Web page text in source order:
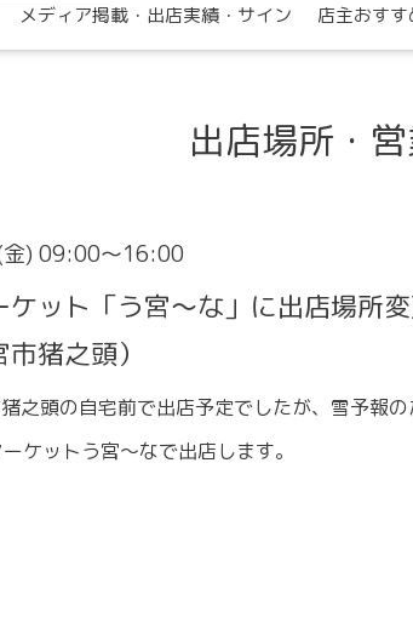
メディア掲載・出店実績・サイン
店主おす
出店場所・
) 09:00～16:00
ケット「う宮〜な」に出店場所
猪之頭）
之頭の自宅前で出店予定でしたが、雪予報の
ケットう宮〜なで出店します。